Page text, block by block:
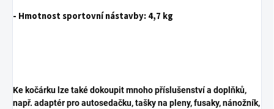
- Hmotnost sportovní nástavby:4,7 kg
Ke kočárku lze také dokoupit mnoho příslušenství a doplňků,
např. adaptér pro autosedačku, tašky na pleny, fusaky, nánožník,